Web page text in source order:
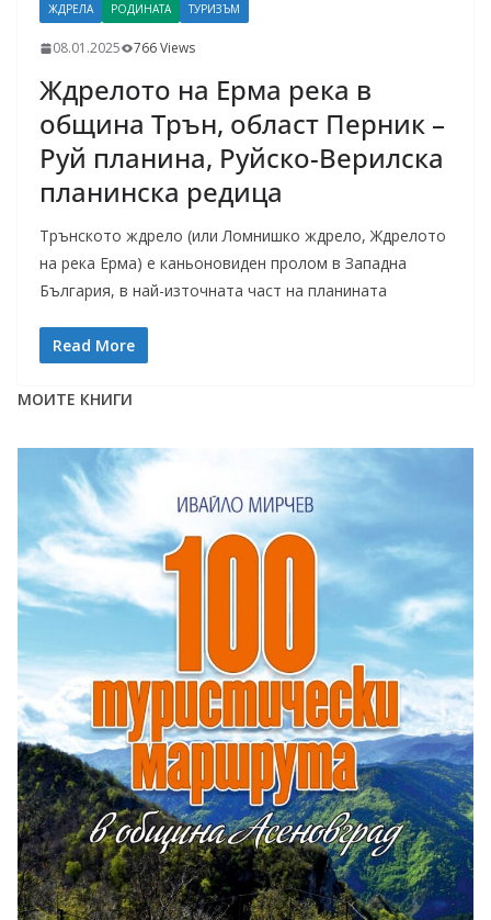
ЖДРЕЛА РОДИНАТА ТУРИЗЪМ
08.01.2025 766 Views
Ждрелото на Ерма река в
община Трън, област Перник –
Руй планина, Руйско-Верилска
планинска редица
Трънското ждрело (или Ломнишко ждрело, Ждрелото
на река Ерма) е каньоновиден пролом в Западна
България, в най-източната част на планината
Read More
МОИТЕ КНИГИ